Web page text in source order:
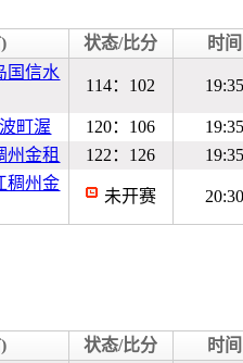
状态/比分
时间
国信水
114：102
町渥 120：106
州金租 122：126
稠州金
未开赛
状态/比分
时间